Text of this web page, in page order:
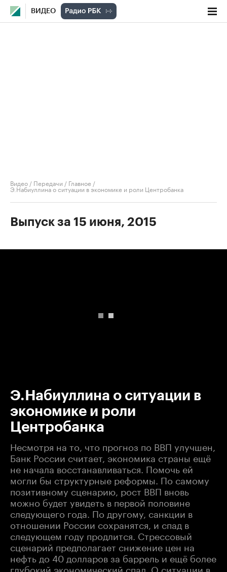
ВИДЕО
Видео / Передачи / Главное /
Э.Набиуллина о ситуации в экономике и роли Центробанка
Выпуск за 15 июня, 2015
Э.Набиуллина о ситуации в
экономике и роли
Центробанка
Несмотря на то, что прогноз по ВВП улучшен,
Банк России считает, экономика страны ещё
не начала восстанавливаться. Помочь ей
могли бы структурные реформы. По самому
позитивному сценарию, рост ВВП вновь
можно будет увидеть в первой половине
следующего года. По другому, санкции в
отношении России сохранятся, и спад в
следующем году продлится. Стрессовый
сценарий предполагает снижение цен на
нефть до 40 долларов за баррель и ещё более
глубокий экономический спад. О ситуации в